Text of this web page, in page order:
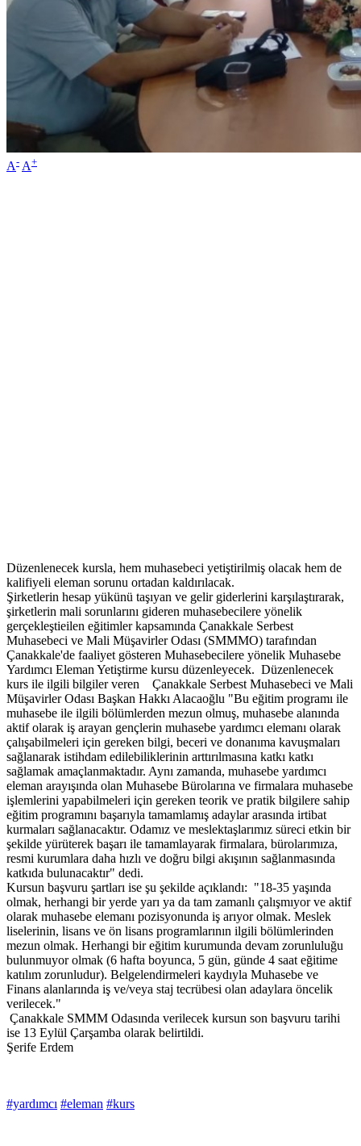
A- A+
Düzenlenecek kursla, hem muhasebeci yetiştirilmiş olacak hem de
kalifiyeli eleman sorunu ortadan kaldırılacak.
Şirketlerin hesap yükünü taşıyan ve gelir giderlerini karşılaştırarak,
şirketlerin mali sorunlarını gideren muhasebecilere yönelik
gerçekleştieilen eğitimler kapsamında Çanakkale Serbest
Muhasebeci ve Mali Müşavirler Odası (SMMMO) tarafından
Çanakkale'de faaliyet gösteren Muhasebecilere yönelik Muhasebe
Yardımcı Eleman Yetiştirme kursu düzenleyecek. Düzenlenecek
kurs ile ilgili bilgiler veren Çanakkale Serbest Muhasebeci ve Mali
Müşavirler Odası Başkan Hakkı Alacaoğlu "Bu eğitim programı ile
muhasebe ile ilgili bölümlerden mezun olmuş, muhasebe alanında
aktif olarak iş arayan gençlerin muhasebe yardımcı elemanı olarak
çalışabilmeleri için gereken bilgi, beceri ve donanıma kavuşmaları
sağlanarak istihdam edilebiliklerinin arttırılmasına katkı katkı
sağlamak amaçlanmaktadır. Aynı zamanda, muhasebe yardımcı
eleman arayışında olan Muhasebe Bürolarına ve firmalara muhasebe
işlemlerini yapabilmeleri için gereken teorik ve pratik bilgilere sahip
eğitim programını başarıyla tamamlamış adaylar arasında irtibat
kurmaları sağlanacaktır. Odamız ve meslektaşlarımız süreci etkin bir
şekilde yürüterek başarı ile tamamlayarak firmalara, bürolarımıza,
resmi kurumlara daha hızlı ve doğru bilgi akışının sağlanmasında
katkıda bulunacaktır" dedi.
Kursun başvuru şartları ise şu şekilde açıklandı: "18-35 yaşında
olmak, herhangi bir yerde yarı ya da tam zamanlı çalışmıyor ve aktif
olarak muhasebe elemanı pozisyonunda iş arıyor olmak. Meslek
liselerinin, lisans ve ön lisans programlarının ilgili bölümlerinden
mezun olmak. Herhangi bir eğitim kurumunda devam zorunluluğu
bulunmuyor olmak (6 hafta boyunca, 5 gün, günde 4 saat eğitime
katılım zorunludur). Belgelendirmeleri kaydıyla Muhasebe ve
Finans alanlarında iş ve/veya staj tecrübesi olan adaylara öncelik
verilecek."
Çanakkale SMMM Odasında verilecek kursun son başvuru tarihi
ise 13 Eylül Çarşamba olarak belirtildi.
Şerife Erdem
#yardımcı #eleman #kurs